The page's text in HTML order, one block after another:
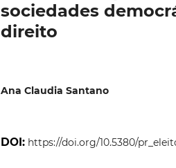
sociedades
direito
Ana Claudia Santano
DOI: https://doi.org/10.5380/